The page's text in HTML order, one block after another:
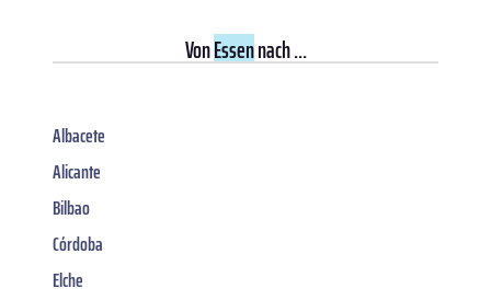
VonEssennach ...
Albacete
Alicante
Bilbao
Córdoba
Elche